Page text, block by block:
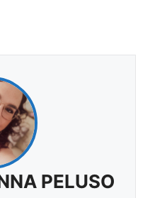
PELUSO